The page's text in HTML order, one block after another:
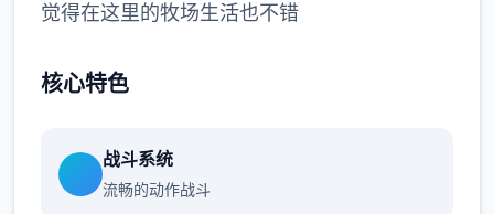
觉得在这里的牧场生活也不错
核心特色
战斗系统
流畅的动作战斗